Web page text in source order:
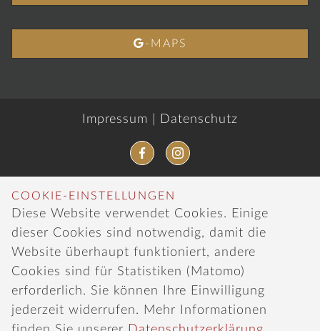
-MAPS
Impressum Datenschutz
COOKIE-EINSTELLUNGEN
Diese Website verwendet Cookies. Einige
dieser Cookies sind notwendig, damit die
Website überhaupt funktioniert, andere
Cookies sind für Statistiken (Matomo)
erforderlich. Sie können Ihre Einwilligung
jederzeit widerrufen. Mehr Informationen